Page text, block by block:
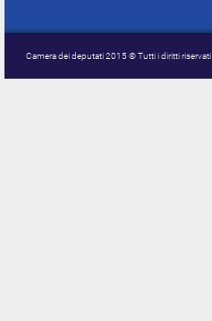
Camera dei deputati 2015 © Tutti i diritti riservati